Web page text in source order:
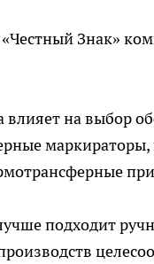
Знак»
на выбор
подходит